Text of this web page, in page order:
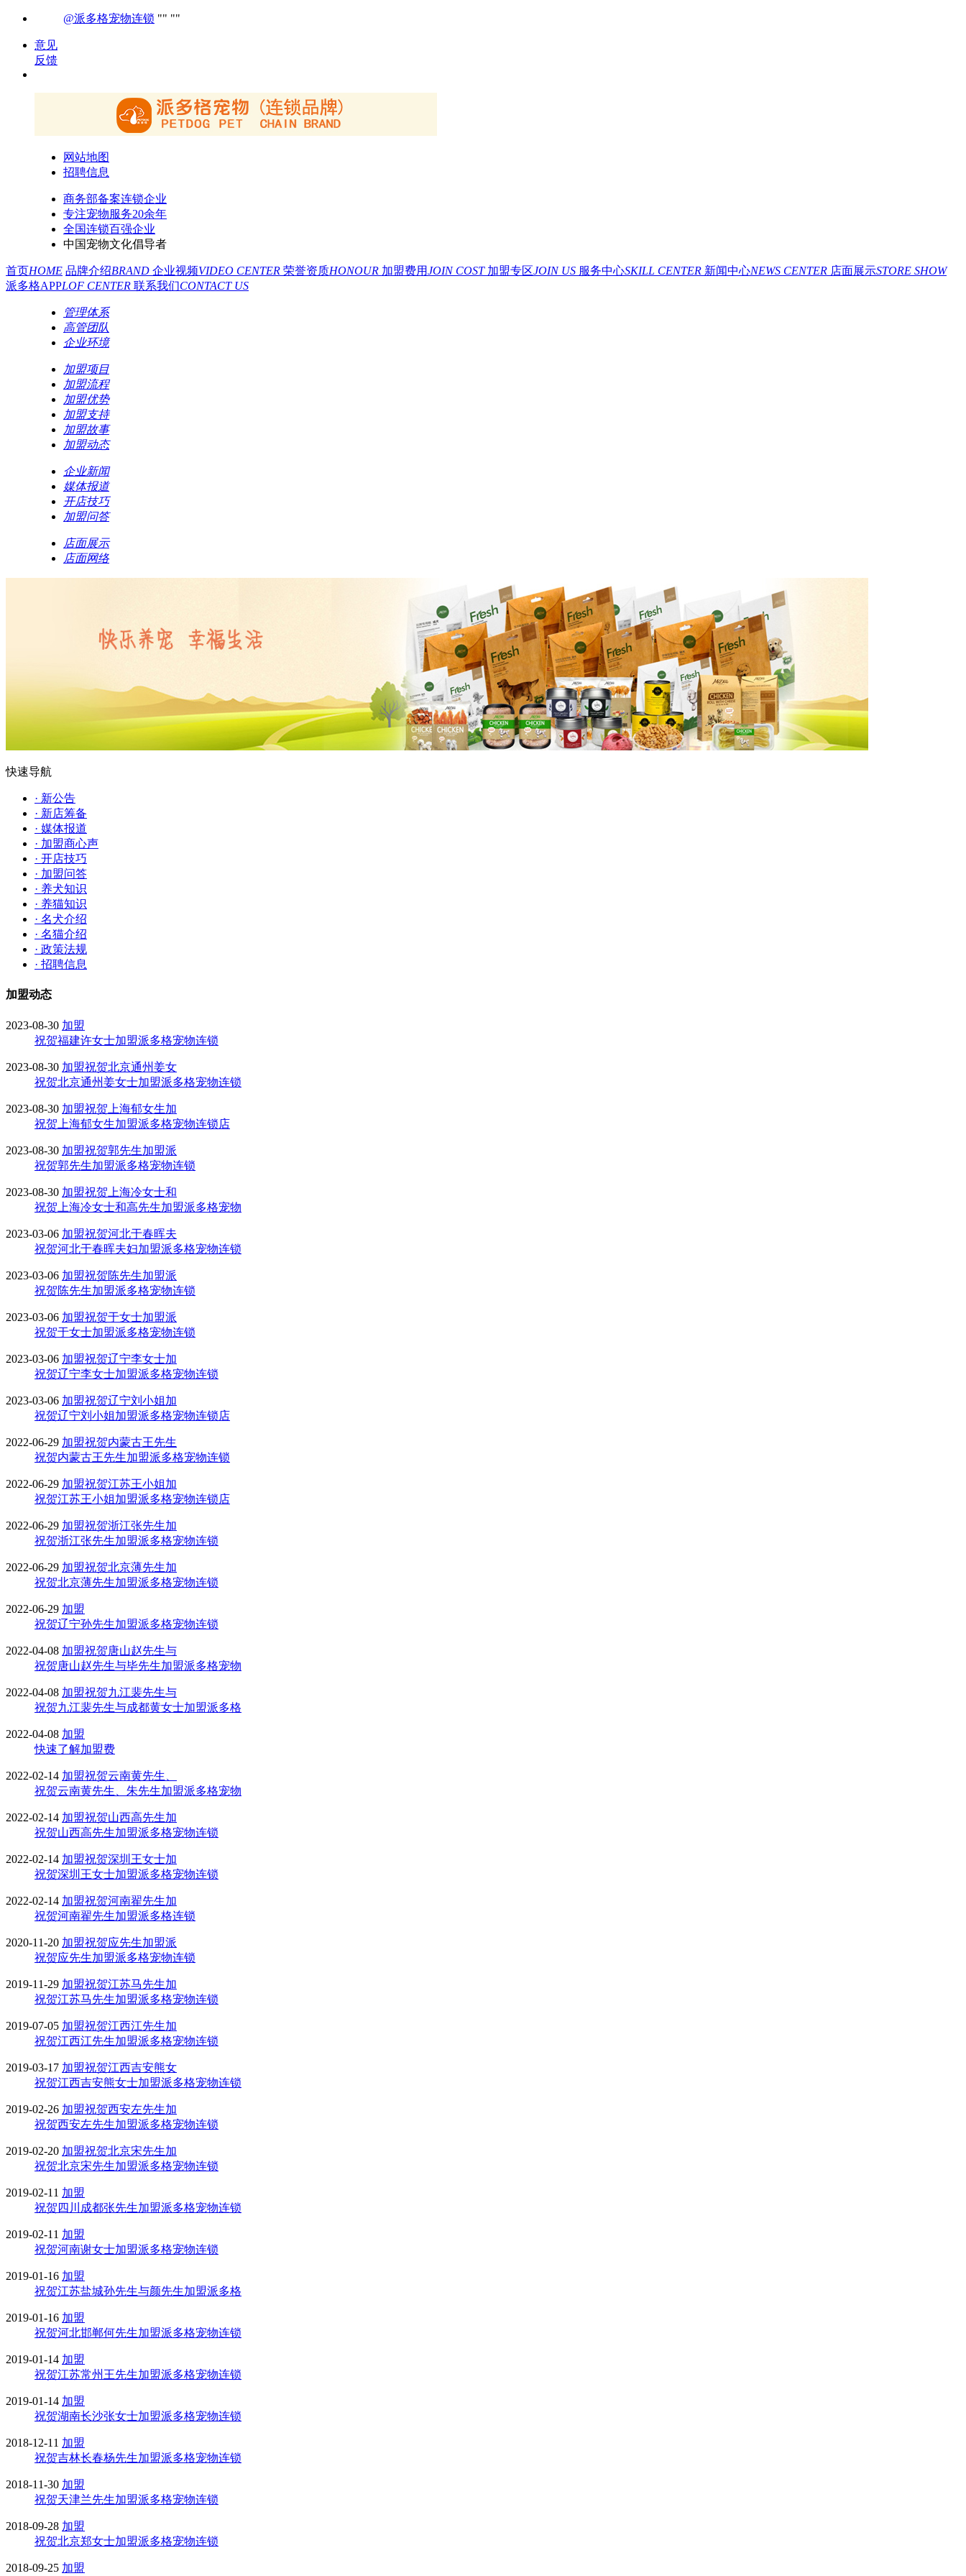
@派多格宠物连锁
意见
反馈
网站地图
招聘信息
商务部备案连锁企业
专注宠物服务20余年
全国连锁百强企业
中国宠物文化倡导者
首页HOME 品牌介绍BRAND 企业视频VIDEO CENTER 荣誉资质HONOUR 加盟费用JOIN COST 加盟专区JOIN US 服务中心SKILL CENTER 新闻中心NEWS CENTER 店面展示STORE SHOW
派多格APPLOF CENTER 联系我们CONTACT US
管理体系
高管团队
企业环境
加盟项目
加盟流程
加盟优势
加盟支持
加盟故事
加盟动态
企业新闻
媒体报道
开店技巧
加盟问答
店面展示
店面网络
快速导航
· 新公告
· 新店筹备
· 媒体报道
· 加盟商心声
· 开店技巧
· 加盟问答
· 养犬知识
· 养猫知识
· 名犬介绍
· 名猫介绍
· 政策法规
· 招聘信息
加盟动态
2023-08-30 加盟
祝贺福建许女士加盟派多格宠物连锁
2023-08-30 加盟祝贺北京通州姜女
祝贺北京通州姜女士加盟派多格宠物连锁
2023-08-30 加盟祝贺上海郁女生加
祝贺上海郁女生加盟派多格宠物连锁店
2023-08-30 加盟祝贺郭先生加盟派
祝贺郭先生加盟派多格宠物连锁
2023-08-30 加盟祝贺上海冷女士和
祝贺上海冷女士和高先生加盟派多格宠物
2023-03-06 加盟祝贺河北于春晖夫
祝贺河北于春晖夫妇加盟派多格宠物连锁
2023-03-06 加盟祝贺陈先生加盟派
祝贺陈先生加盟派多格宠物连锁
2023-03-06 加盟祝贺于女士加盟派
祝贺于女士加盟派多格宠物连锁
2023-03-06 加盟祝贺辽宁李女士加
祝贺辽宁李女士加盟派多格宠物连锁
2023-03-06 加盟祝贺辽宁刘小姐加
祝贺辽宁刘小姐加盟派多格宠物连锁店
2022-06-29 加盟祝贺内蒙古王先生
祝贺内蒙古王先生加盟派多格宠物连锁
2022-06-29 加盟祝贺江苏王小姐加
祝贺江苏王小姐加盟派多格宠物连锁店
2022-06-29 加盟祝贺浙江张先生加
祝贺浙江张先生加盟派多格宠物连锁
2022-06-29 加盟祝贺北京薄先生加
祝贺北京薄先生加盟派多格宠物连锁
2022-06-29 加盟
祝贺辽宁孙先生加盟派多格宠物连锁
2022-04-08 加盟祝贺唐山赵先生与
祝贺唐山赵先生与毕先生加盟派多格宠物
2022-04-08 加盟祝贺九江裴先生与
祝贺九江裴先生与成都黄女士加盟派多格
2022-04-08 加盟
快速了解加盟费
2022-02-14 加盟祝贺云南黄先生、
祝贺云南黄先生、朱先生加盟派多格宠物
2022-02-14 加盟祝贺山西高先生加
祝贺山西高先生加盟派多格宠物连锁
2022-02-14 加盟祝贺深圳王女士加
祝贺深圳王女士加盟派多格宠物连锁
2022-02-14 加盟祝贺河南翟先生加
祝贺河南翟先生加盟派多格连锁
2020-11-20 加盟祝贺应先生加盟派
祝贺应先生加盟派多格宠物连锁
2019-11-29 加盟祝贺江苏马先生加
祝贺江苏马先生加盟派多格宠物连锁
2019-07-05 加盟祝贺江西江先生加
祝贺江西江先生加盟派多格宠物连锁
2019-03-17 加盟祝贺江西吉安熊女
祝贺江西吉安熊女士加盟派多格宠物连锁
2019-02-26 加盟祝贺西安左先生加
祝贺西安左先生加盟派多格宠物连锁
2019-02-20 加盟祝贺北京宋先生加
祝贺北京宋先生加盟派多格宠物连锁
2019-02-11 加盟
祝贺四川成都张先生加盟派多格宠物连锁
2019-02-11 加盟
祝贺河南谢女士加盟派多格宠物连锁
2019-01-16 加盟
祝贺江苏盐城孙先生与颜先生加盟派多格
2019-01-16 加盟
祝贺河北邯郸何先生加盟派多格宠物连锁
2019-01-14 加盟
祝贺江苏常州王先生加盟派多格宠物连锁
2019-01-14 加盟
祝贺湖南长沙张女士加盟派多格宠物连锁
2018-12-11 加盟
祝贺吉林长春杨先生加盟派多格宠物连锁
2018-11-30 加盟
祝贺天津兰先生加盟派多格宠物连锁
2018-09-28 加盟
祝贺北京郑女士加盟派多格宠物连锁
2018-09-25 加盟